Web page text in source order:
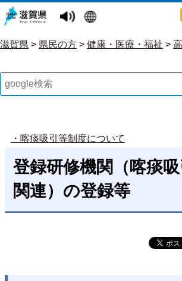
滋賀県 > 県民の方 > 健康・医療・福祉 >
・喀痰吸引等制度について
登録研修機関（喀痰
関連）の登録等